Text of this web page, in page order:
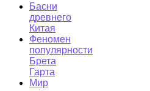
Басни
древнего
Китая
Феномен
популярности
Брета
Гарта
Мир